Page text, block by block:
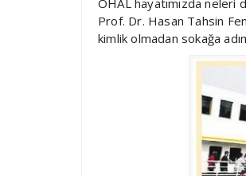
OHAL hayatımızda neleri
Prof. Dr. Hasan Tahsin
kimlik olmadan sokağa